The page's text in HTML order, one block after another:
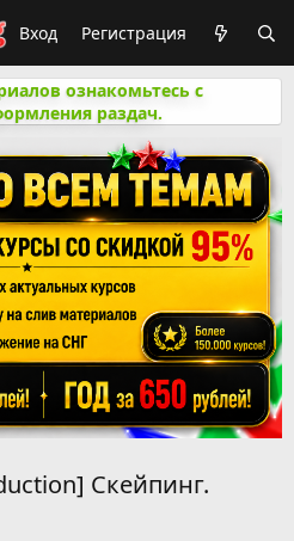
Вход Регистрация
ознакомьтесь с
раздач.
Скейпинг.